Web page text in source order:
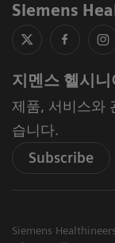
Siemens
지멘스 헬시니
제품, 서비스와
습니다.
Subscribe
Siemens